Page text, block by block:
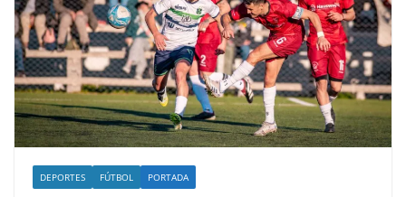
DEPORTES FÚTBOL PORTADA